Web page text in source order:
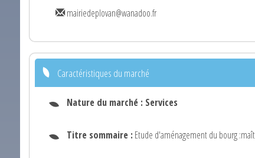
mairiedeplovan@wanadoo.fr
Caractéristiques du marché
Nature du marché : Services
Titre sommaire : Etude d'aménagement du bourg